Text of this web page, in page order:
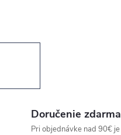
Doručenie zdarma
Pri objednávke nad 90€ je